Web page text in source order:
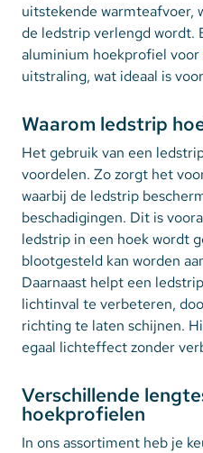
uitstekende warmteafvoer,
de ledstrip verlengd wordt.
aluminium hoekprofiel voor
uitstraling, wat ideaal is
Waarom ledstrip
Het gebruik van een
voordelen. Zo zorgt het
waarbij de ledstrip
beschadigingen. Dit is
ledstrip in een hoek wordt
blootgesteld kan worden
Daarnaast helpt een
lichtinval te verbeteren,
richting te laten schijnen.
egaal lichteffect zonder
Verschillende
hoekprofielen
In ons assortiment heb je